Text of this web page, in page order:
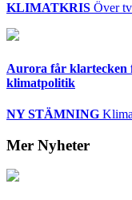
KLIMATKRIS Över
Aurora får klartecken
klimatpolitik
NY STÄMNING
Mer Nyheter